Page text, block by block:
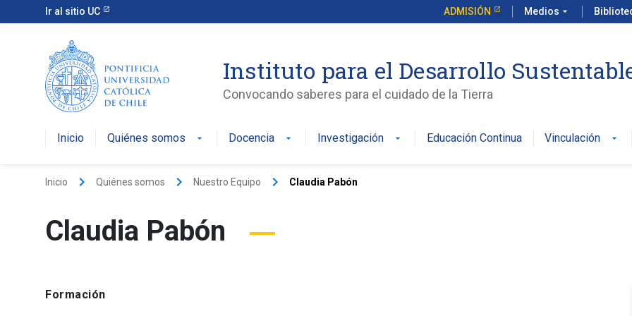
Ir al sitio UC ADMISIÓN Medios arrow_drop_down
Instituto para el Desarrollo
Convocando saberes para el cuidado de la Tierra
Inicio Quiénes somos arrow_drop_down Docencia arrow_drop_down Investigación arrow_drop_down Educación Continua Vinculación arrow_drop_down
Inicio keyboard_arrow_right Quiénes somos keyboard_arrow_right Nuestro Equipo keyboard_arrow_right Claudia Pabón
Claudia Pabón
Formación